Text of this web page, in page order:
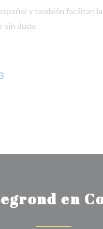
y también facilitan
sin duda.
en